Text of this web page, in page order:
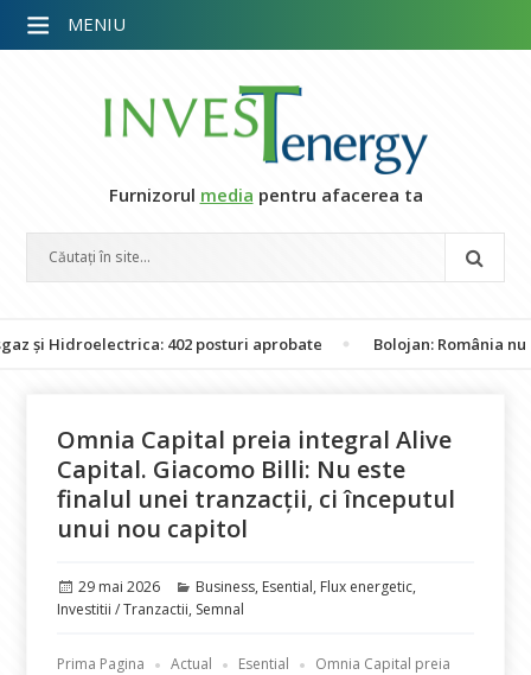
Furnizorul media pentru afacerea ta
402 posturi aprobate Bolojan: România nu este
Omnia Capital preia integral Alive
Capital. Giacomo Billi: Nu este
finalul unei tranzacții, ci începutul
unui nou capitol
Publicat
pe
29 mai 2026 Categorii
Business, Esential, Flux energetic,
Investitii / Tranzactii, Semnal
Prima Pagina Actual Esential
Omnia Capital preia
MENIU